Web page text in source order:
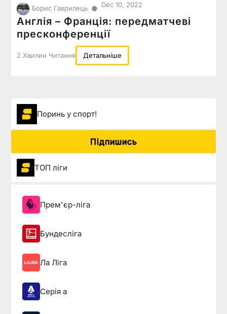
Борис Гаврилець ● Dec 10, 2022
Англія – Франція: передматчеві
пресконференції
2 Хвилин Читання Детальніше
Поринь у спорт!
Підпишись
ТОП ліги
Прем'єр-ліга
Бундесліга
Ла Ліга
Серія а